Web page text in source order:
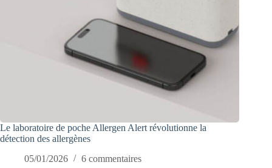
Le laboratoire de poche Allergen Alert révolutionne la
détection des allergènes
05/01/2026
6 commentaires